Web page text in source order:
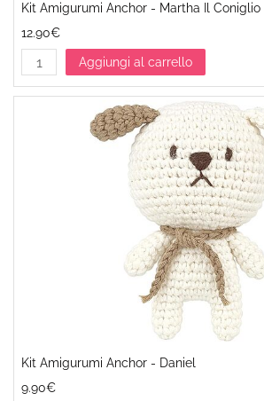
Kit Amigurumi Anchor - Martha Il Coniglio
12.90€
Aggiungi al carrello
Kit Amigurumi Anchor - Daniel
9.90€